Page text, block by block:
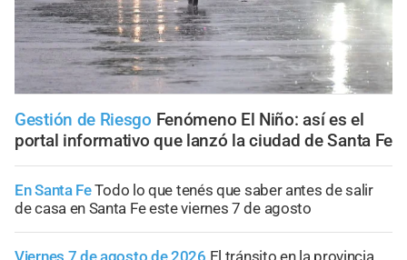
Gestión de Riesgo Fenómeno El Niño: así es el
portal informativo que lanzó la ciudad de Santa Fe
En Santa FeTodo lo que tenés que saber antes de salir
de casa en Santa Fe este viernes 7 de agosto
Viernes 7 de agosto de 2026 El tránsito en la provincia